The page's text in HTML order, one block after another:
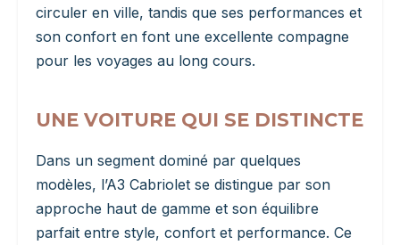
circuler en ville, tandis que ses performances et
son confort en font une excellente compagne
pour les voyages au long cours.
UNE VOITURE QUI SE DISTINCTE
Dans un segment dominé par quelques
modèles, l’A3 Cabriolet se distingue par son
approche haut de gamme et son équilibre
parfait entre style, confort et performance. Ce